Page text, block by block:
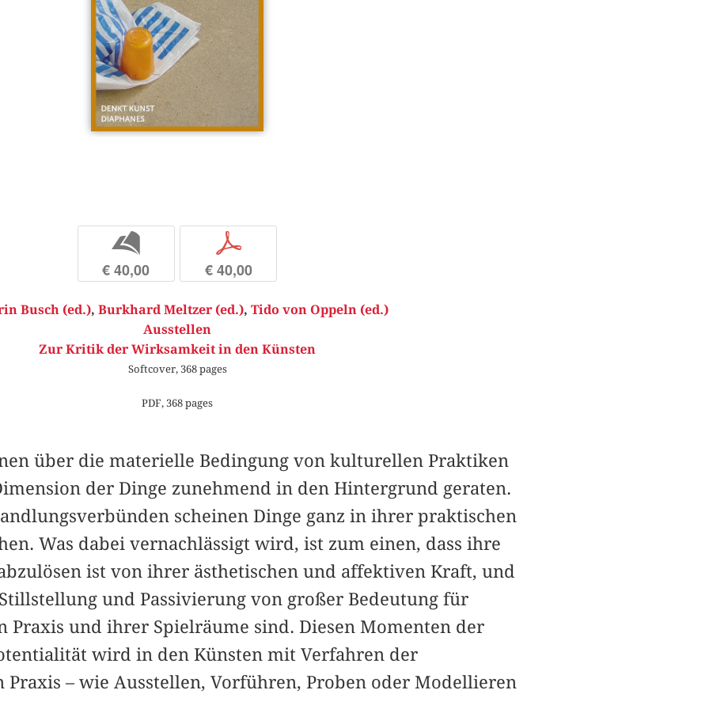
b
€ 40,00
p
€ 40,00
Busch (ed.), Burkhard Meltzer (ed.), Tido von Oppeln (ed.)
Ausstellen
Zur Kritik der Wirksamkeit in den Künsten
Softcover, 368 pages
PDF, 368 pages
über die materielle Bedingung von kulturellen Praktiken
der Dinge zunehmend in den Hintergrund geraten.
scheinen Dinge ganz in ihrer praktischen
Was dabei vernachlässigt wird, ist zum einen, dass ihre
ist von ihrer ästhetischen und affektiven Kraft, und
und Passivierung von großer Bedeutung für
Praxis und ihrer Spielräume sind. Diesen Momenten der
wird in den Künsten mit Verfahren der
– wie Ausstellen, Vorführen, Proben oder Modellieren